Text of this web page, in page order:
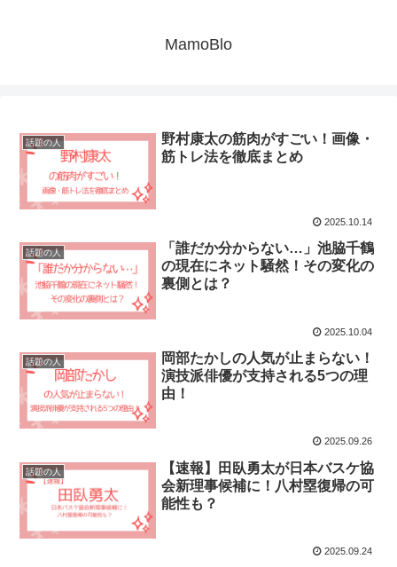
MamoBlo
話題の人
野村康太の筋肉がすごい！画像・
筋トレ法を徹底まとめ
2025.10.14
話題の人
「誰だか分からない…」池脇千鶴
の現在にネット騒然！その変化の
裏側とは？
2025.10.04
話題の人
岡部たかしの人気が止まらない！
演技派俳優が支持される5つの理
由！
2025.09.26
話題の人
【速報】田臥勇太が日本バスケ協
会新理事候補に！八村塁復帰の可
能性も？
2025.09.24